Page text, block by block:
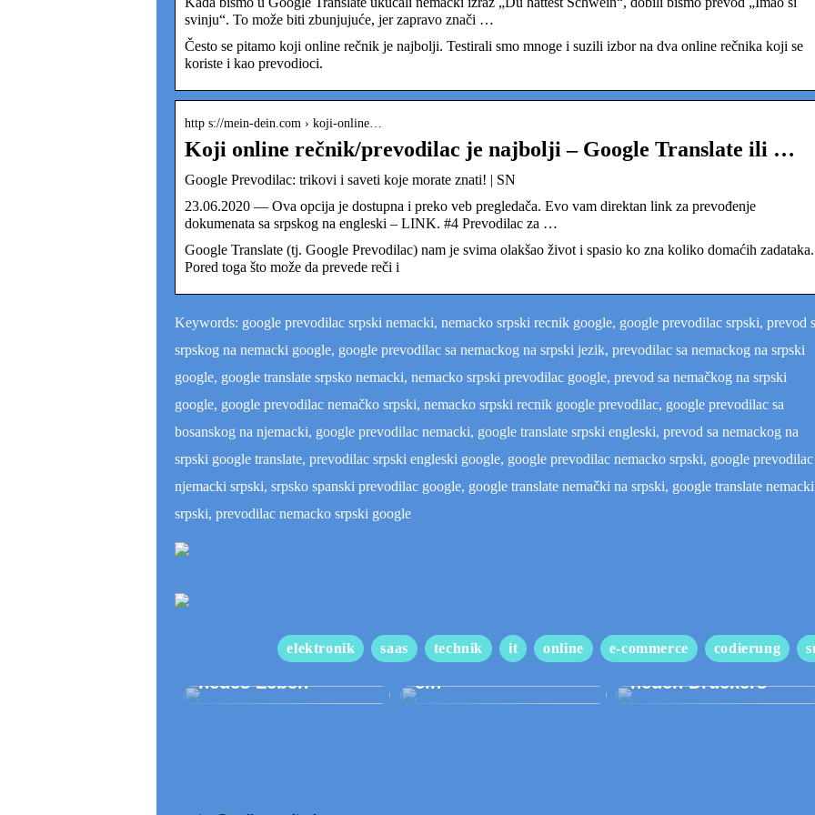
svinju“. To može biti zbunjujuće, jer zapravo znači …
Često se pitamo koji online rečnik je najbolji. Testirali smo mnoge i suzili izbor na dva online rečnika koji se
koriste i kao prevodioci.
http s://mein-dein.com › koji-online…
Koji online rečnik/prevodilac je najbolji – Google Translate ili …
Google Prevodilac: trikovi i saveti koje morate znati! | SN
23.06.2020 — Ova opcija je dostupna i preko veb pregledača. Evo vam direktan link za prevođenje
dokumenata sa srpskog na engleski – LINK. #4 Prevodilac za …
Google Translate (tj. Google Prevodilac) nam je svima olakšao život i spasio ko zna koliko domaćih zadataka.
Pored toga što može da prevede reči i
Keywords: google prevodilac srpski nemacki, nemacko srpski recnik google, google prevodilac srpski, prevod
srpskog na nemacki google, google prevodilac sa nemackog na srpski jezik, prevodilac sa nemackog na srpski
google, google translate srpsko nemacki, nemacko srpski prevodilac google, prevod sa nemačkog na srpski
google, google prevodilac nemačko srpski, nemacko srpski recnik google prevodilac, google prevodilac sa
bosanskog na njemacki, google prevodilac nemacki, google translate srpski engleski, prevod sa nemackog na
srpski google translate, prevodilac srpski engleski google, google prevodilac nemacko srpski, google prevodilac
njemacki srpski, srpsko spanski prevodilac google, google translate nemački na srpski, google translate nemacki
srpski, prevodilac nemacko srpski google
elektronik saas technik it online e-commerce codierung
Neues Dach gibt
neues Leben
Hochzeitsanzug
keine Kompromisse
ein
Wir begleiten Sie
beim Kauf eines
neuen Druckers